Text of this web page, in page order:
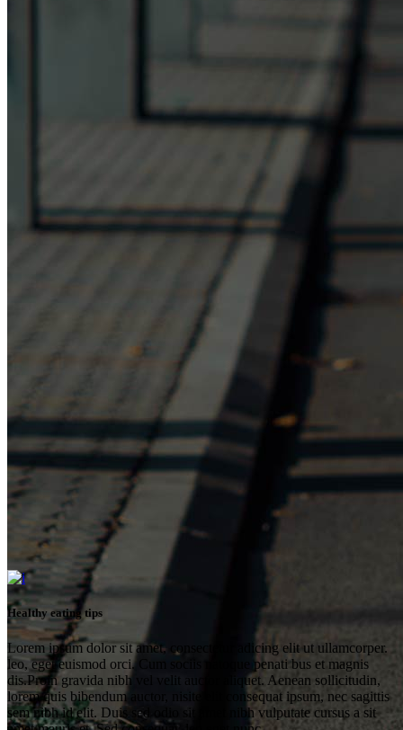
Healthy eating tips
Lorem ipsum dolor sit amet, consectetur adicing elit ut ullamcorper.
leo, eget euismod orci. Cum sociis natoque penati bus et magnis
dis.Proin gravida nibh vel velit auctor aliquet. Aenean sollicitudin,
lorem quis bibendum auctor, nisite elit consequat ipsum, nec sagittis
sem nibh id elit. Duis sed odio sit amet nibh vulputate cursus a sit